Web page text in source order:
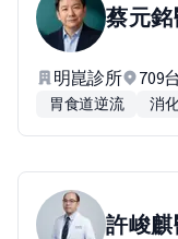
蔡元銘
明崑診所 709
胃食道逆流 消
許峻麒